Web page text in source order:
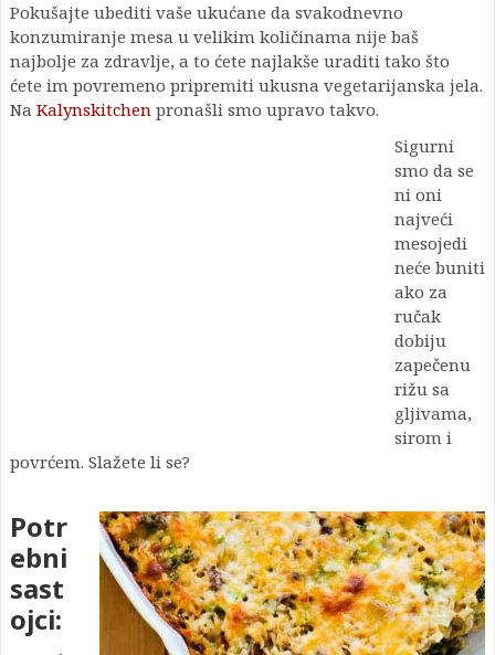
Pokušajte ubediti vaše ukućane da svakodnevno
konzumiranje mesa u velikim količinama nije baš
najbolje za zdravlje, a to ćete najlakše uraditi tako što
ćete im povremeno pripremiti ukusna vegetarijanska jela.
Na Kalynskitchen pronašli smo upravo takvo.
Sigurni
smo da se
ni oni
najveći
mesojedi
neće buniti
ako za
ručak
dobiju
zapečenu
rižu sa
gljivama,
sirom i
povrćem. Slažete li se?
Potr
ebni
sast
ojci: